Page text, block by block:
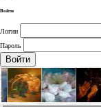
Войти
Логин
Пароль
Войти